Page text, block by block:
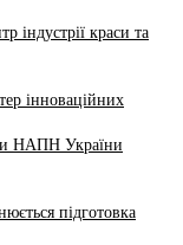
індустрії краси та
інноваційних
НАПН України
підготовка